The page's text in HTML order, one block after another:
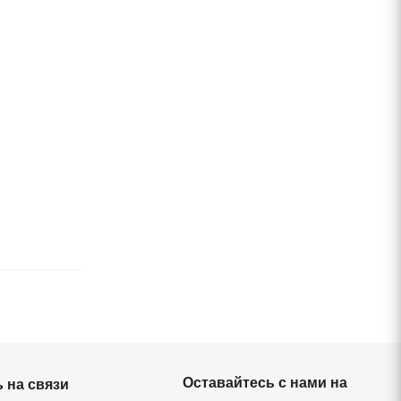
на связи
Оставайтесь с нами на